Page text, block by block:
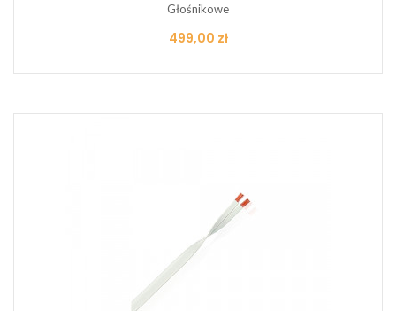
Głośnikowe
Cena
499,00 zł